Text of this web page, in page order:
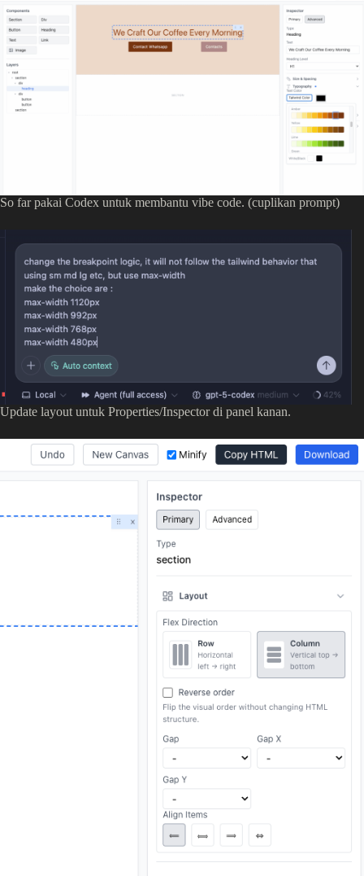
So far pakai Codex untuk membantu vibe code. (cuplikan prompt)
Update layout untuk Properties/Inspector di panel kanan.